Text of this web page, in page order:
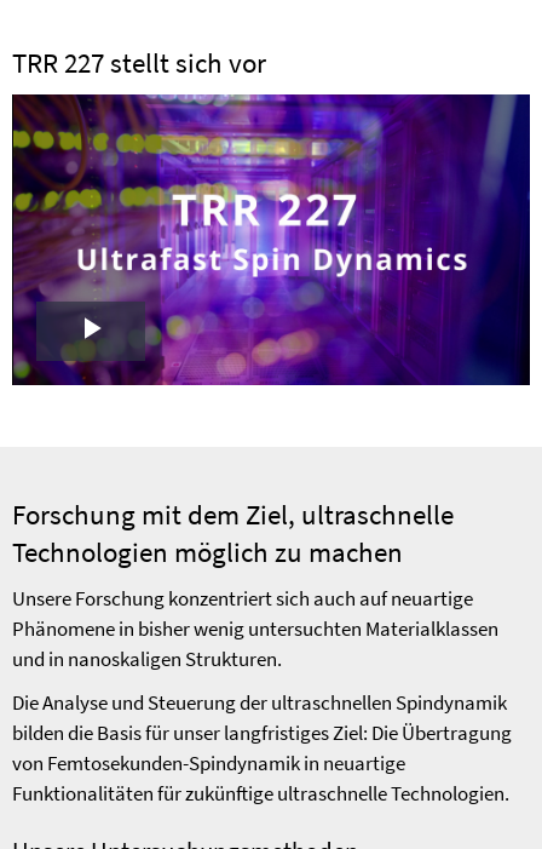
TRR 227 stellt sich vor
Play
Forschung mit dem Ziel, ultraschnelle
Technologien möglich zu machen
Unsere Forschung konzentriert sich auch auf neuartige
Phänomene in bisher wenig untersuchten Materialklassen
und in nanoskaligen Strukturen.
Die Analyse und Steuerung der ultraschnellen Spindynamik
bilden die Basis für unser langfristiges Ziel: Die Übertragung
von Femtosekunden-Spindynamik in neuartige
Funktionalitäten für zukünftige ultraschnelle Technologien.